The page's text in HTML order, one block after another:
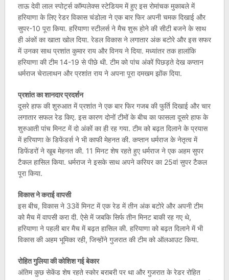
ताऊ देवी लाल स्पोर्ट्स कॉम्पलेक्स स्टेडियम में हुए इस रोमांचक मुकाबले में
हरियाणा के लिए रेडर विकास चंडोला ने एक बार फिर अपनी चमक दिखाई और
सुपर-10 पूरा किया. हरियाणा स्टीलर्स ने मैच शुरू होने की सीटी बजने के साथ
ही अंकों का खाता खोल दिया. रेडल विकास ने लगातार अंक बटोरे और इस सफर
में उनका साथ प्रशांत कुमार राय और विनय ने दिया. मध्यांतर तक हालांकि
हरियाणा की टीम 14-19 से पीछे थी. टीम को पांच अंकों पिछड़ते देख कप्तान
धर्मराज चेरालाथन और प्रशांत राय ने अपना पूरा दमखम झोंक दिया.
प्रशांत का शानदार प्रदर्शन
दूसरे हाफ की शुरुआत में प्रशांत ने एक बार फिर गजब की फुर्ति दिखाई और चार
लगातार सफल रेड किए. इस कारण दोनों टीमों के बीच का फासला दूसरे हाफ के
शुरुआती पांच मिनट में दो अंकों का ही रह गया. टीम को बढ़त दिलाने के प्रयास
में हरियाणा के डिफेंडर्स ने भी काफी मेहनत की. कप्तान धर्मराज के नेतृत्व में
डिफेंडरों ने खूब मेहनत की. 11 मिनट शेष रहते हुए धर्मराज ने एक अहम सुपर
टैकल हासिल किया. धर्मराज ने इसके साथ अपने करियर का 25वां सुपर टैकल
पूरा किया.
विकास ने कराई वापसी
इस बीच, विकास ने 33वें मिनट में एक रेड में तीन अंक बटोरे और अपनी टीम
को मैच में वापसी करा दी. ऐसे में जबकि सिर्फ तीन मिनट बाकी रह गए थे,
हरियाणा ने पहली बार मैच में बढ़त हासिल की. हरियाणा को बढ़त दिलाने में भी
विकास की अहम भूमिका रही, जिन्होंने गुजरात की टीम को ऑलआउट किया.
रोहित गुलिया की कोशिश गई बेकार
अंतिम कुछ सेकेंड शेष रहते स्कोर बराबरी पर था और गुजरात के रेडर रोहित